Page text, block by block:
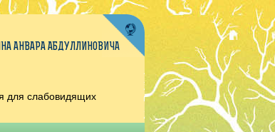
АНВАРА АБДУЛЛИНОВИЧА
для слабовидящих